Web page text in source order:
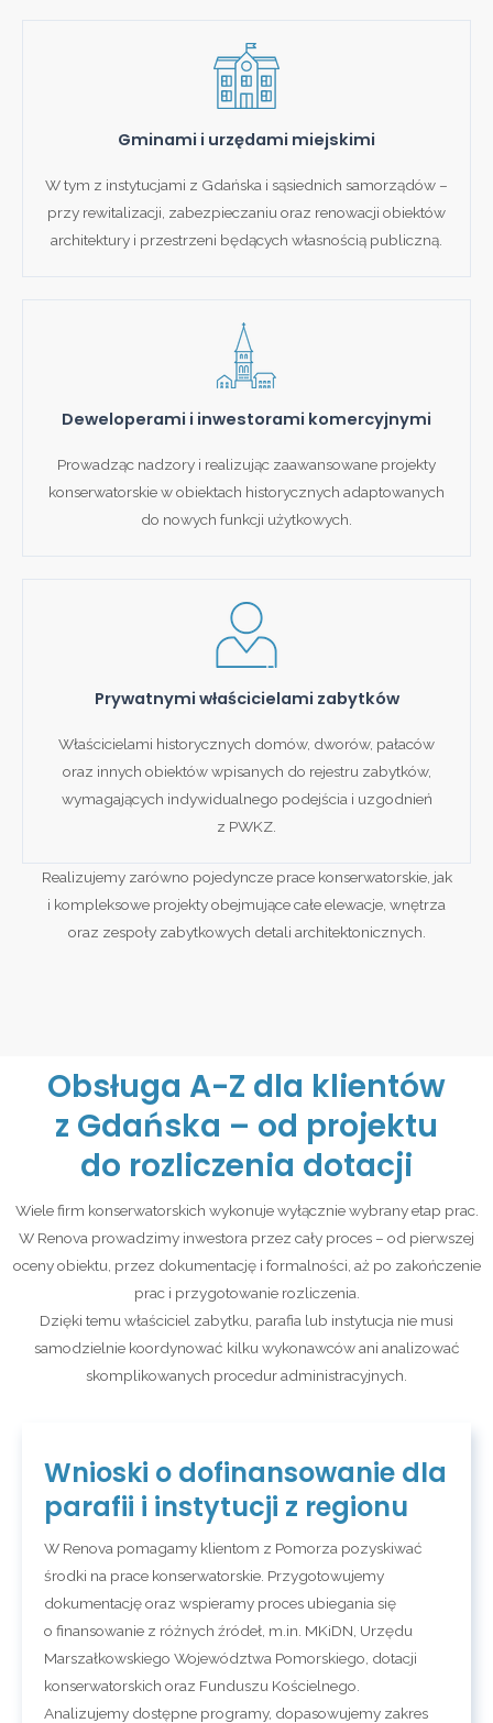
Gminami i urzędami miejskimi
W tym z instytucjami z Gdańska i sąsiednich samorządów –
przy rewitalizacji, zabezpieczaniu oraz renowacji obiektów
architektury i przestrzeni będących własnością publiczną.
Deweloperami i inwestorami komercyjnymi
Prowadząc nadzory i realizując zaawansowane projekty
konserwatorskie w obiektach historycznych adaptowanych
do nowych funkcji użytkowych.
Prywatnymi właścicielami zabytków
Właścicielami historycznych domów, dworów, pałaców
oraz innych obiektów wpisanych do rejestru zabytków,
wymagających indywidualnego podejścia i uzgodnień
z PWKZ.
Realizujemy zarówno pojedyncze prace konserwatorskie, jak
i kompleksowe projekty obejmujące całe elewacje, wnętrza
oraz zespoły zabytkowych detali architektonicznych.
Obsługa A-Z dla klientów
z Gdańska – od projektu
do rozliczenia dotacji
Wiele firm konserwatorskich wykonuje wyłącznie wybrany etap prac.
W Renova prowadzimy inwestora przez cały proces – od pierwszej
oceny obiektu, przez dokumentację i formalności, aż po zakończenie
prac i przygotowanie rozliczenia.
Dzięki temu właściciel zabytku, parafia lub instytucja nie musi
samodzielnie koordynować kilku wykonawców ani analizować
skomplikowanych procedur administracyjnych.
Wnioski o dofinansowanie dla
parafii i instytucji z regionu
W Renova pomagamy klientom z Pomorza pozyskiwać
środki na prace konserwatorskie. Przygotowujemy
dokumentację oraz wspieramy proces ubiegania się
o finansowanie z różnych źródeł, m.in. MKiDN, Urzędu
Marszałkowskiego Województwa Pomorskiego, dotacji
konserwatorskich oraz Funduszu Kościelnego.
Analizujemy dostępne programy, dopasowujemy zakres